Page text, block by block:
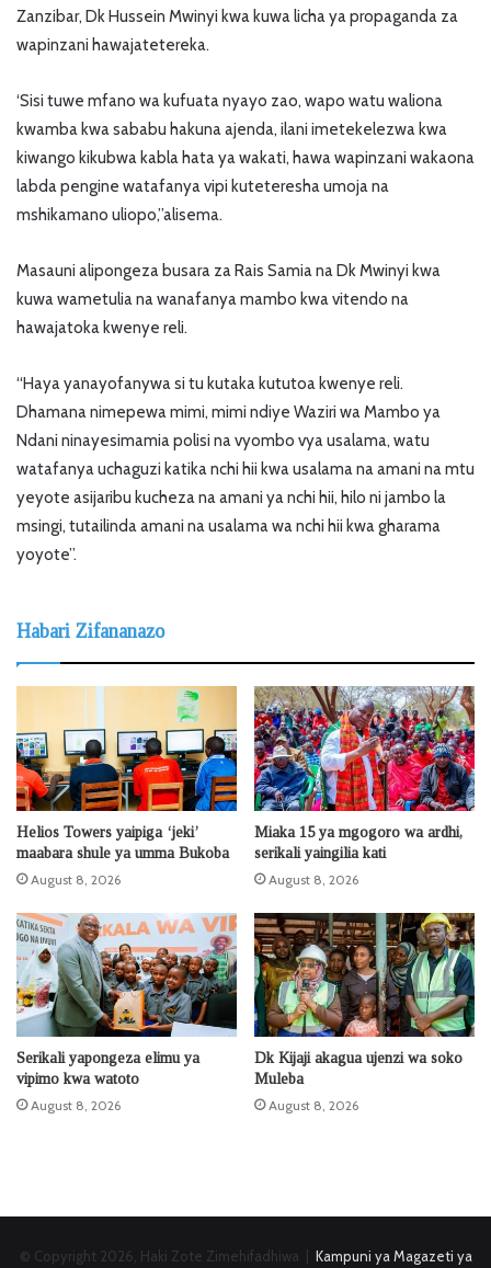
Zanzibar, Dk Hussein Mwinyi kwa kuwa licha ya propaganda za
wapinzani hawajatetereka.
‘Sisi tuwe mfano wa kufuata nyayo zao, wapo watu waliona
kwamba kwa sababu hakuna ajenda, ilani imetekelezwa kwa
kiwango kikubwa kabla hata ya wakati, hawa wapinzani wakaona
labda pengine watafanya vipi kuteteresha umoja na
mshikamano uliopo,”alisema.
Masauni alipongeza busara za Rais Samia na Dk Mwinyi kwa
kuwa wametulia na wanafanya mambo kwa vitendo na
hawajatoka kwenye reli.
“Haya yanayofanywa si tu kutaka kututoa kwenye reli.
Dhamana nimepewa mimi, mimi ndiye Waziri wa Mambo ya
Ndani ninayesimamia polisi na vyombo vya usalama, watu
watafanya uchaguzi katika nchi hii kwa usalama na amani na mtu
yeyote asijaribu kucheza na amani ya nchi hii, hilo ni jambo la
msingi, tutailinda amani na usalama wa nchi hii kwa gharama
yoyote”.
Habari Zifananazo
Helios Towers yaipiga ‘jeki’
maabara shule ya umma Bukoba
August 8, 2026
Miaka 15 ya mgogoro wa ardhi,
serikali yaingilia kati
August 8, 2026
Serikali yapongeza elimu ya
vipimo kwa watoto
August 8, 2026
Dk Kijaji akagua ujenzi wa soko
Muleba
August 8, 2026
© Copyright 2026, Haki Zote Zimehifadhiwa | Kampuni ya Magazeti ya